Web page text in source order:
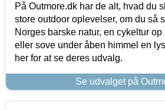
På Outmore.dk har de alt, hvad du
store outdoor oplevelser, om du så
Norges barske natur, en cykeltur
eller sove under åben himmel en
her for at se deres udvalg.
Se udvalget på